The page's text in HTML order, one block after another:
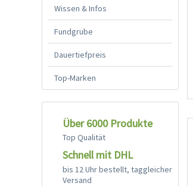
Wissen & Infos
Fundgrube
Dauertiefpreis
Top-Marken
Über 6000 Produkte
Top Qualität
Schnell mit DHL
bis 12 Uhr bestellt, taggleicher
Versand